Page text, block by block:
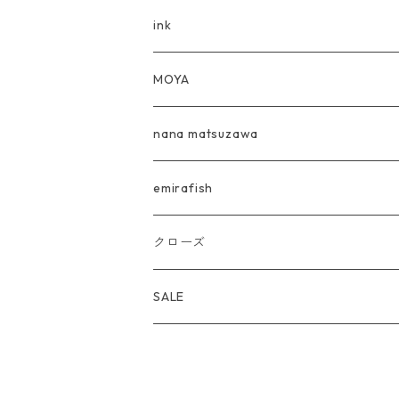
ink×OOKINI
農業倶楽部イチカラミナマデ
SINGING IN THE RAIN
ニュー喫茶Tee
AMAZUPPA Tee
瓶踊餃子 BOTTLESTEP L/S
OVERCOME 567 T-shirts
OVERCOME 567 L/S
OVERCOME567T-shirts+Photograph
OVERCOME 567 Hoodie
【完売】OVERCOME 567 T-shirts KIDS
【完売】567T-shirts Tie-Dye
ink
ink×OOKINI
MOYA
nana matsuzawa
emirafish
クローズ
SALE